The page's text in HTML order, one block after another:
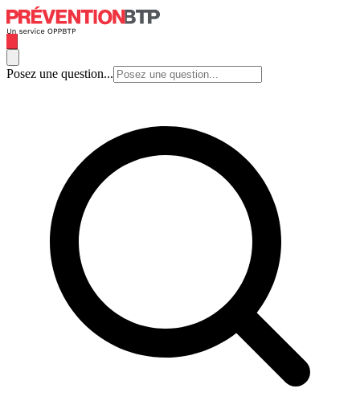
Posez une question...